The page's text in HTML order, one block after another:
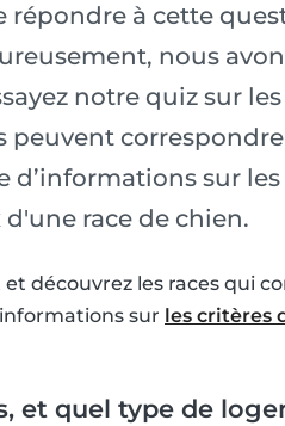
répondre à cette
nous
notre quiz sur
d’informations sur
race de chien.
découvrez les races qui
sur les critères
et quel type de